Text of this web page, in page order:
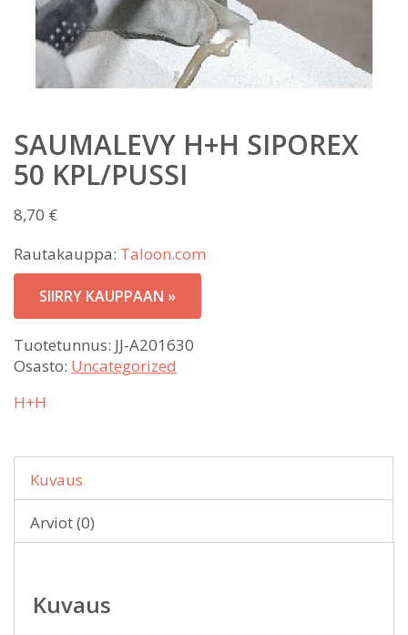
SAUMALEVY H+H SIPOREX
50 KPL/PUSSI
8,70 €
Rautakauppa: Taloon.com
SIIRRY KAUPPAAN »
Tuotetunnus: JJ-A201630
Osasto: Uncategorized
H+H
Kuvaus
Arviot (0)
Kuvaus